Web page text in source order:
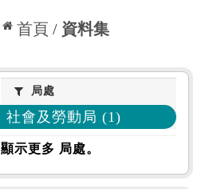
首頁 資料集
局處局處
社會及勞動局 (1)
顯示更多 局處。